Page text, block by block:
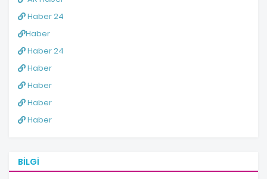
Haber 24
Haber
Haber 24
Haber
Haber
Haber
Haber
BILGI